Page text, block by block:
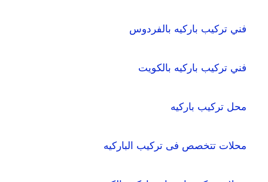
فني تركيب باركيه بالفردوس
فني تركيب باركيه بالكويت
محل تركيب باركيه
محلات تتخصص فى تركيب الباركيه